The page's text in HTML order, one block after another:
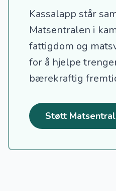
Kassalapp står
Matsentralen i
fattigdom og
for å hjelpe
bærekraftig
Støtt